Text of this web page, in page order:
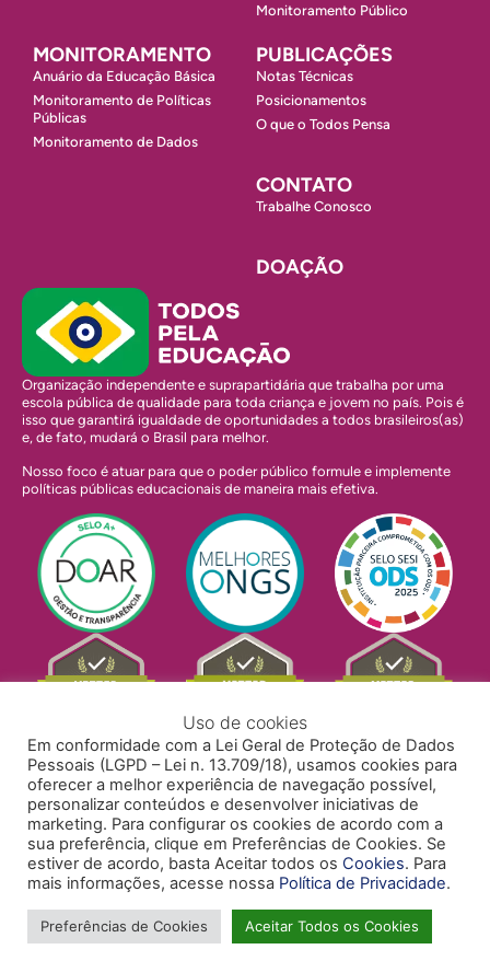
Monitoramento Público
MONITORAMENTO
Anuário da Educação Básica
Monitoramento de Políticas
Públicas
Monitoramento de Dados
PUBLICAÇÕES
Notas Técnicas
Posicionamentos
O que o Todos Pensa
CONTATO
Trabalhe Conosco
DOAÇÃO
Organização independente e suprapartidária que trabalha por uma
escola pública de qualidade para toda criança e jovem no país. Pois é
isso que garantirá igualdade de oportunidades a todos brasileiros(as)
e, de fato, mudará o Brasil para melhor.
Nosso foco é atuar para que o poder público formule e implemente
políticas públicas educacionais de maneira mais efetiva.
POLÍTICA DE PRIVACIDADE
ACESSIBILIDADE
TRABALHE CONOSCO
Uso de cookies
Em conformidade com a Lei Geral de Proteção de Dados
Pessoais (LGPD – Lei n. 13.709/18), usamos cookies para
oferecer a melhor experiência de navegação possível,
personalizar conteúdos e desenvolver iniciativas de
marketing. Para configurar os cookies de acordo com a
sua preferência, clique em Preferências de Cookies. Se
estiver de acordo, basta Aceitar todos os Cookies. Para
mais informações, acesse nossa Política de Privacidade.
Preferências de Cookies Aceitar Todos os Cookies